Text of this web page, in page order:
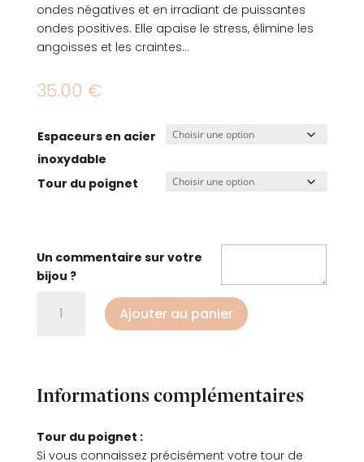
ondes négatives et en irradiant de puissantes
ondes positives. Elle apaise le stress, élimine les
angoisses et les craintes…
35.00 €
Espaceurs en acier
inoxydable
Tour du poignet
Un commentaire sur votre
bijou ?
et
Ajouter au panier
Informations complémentaires
Tour du poignet :
Si vous connaissez précisément votre tour de